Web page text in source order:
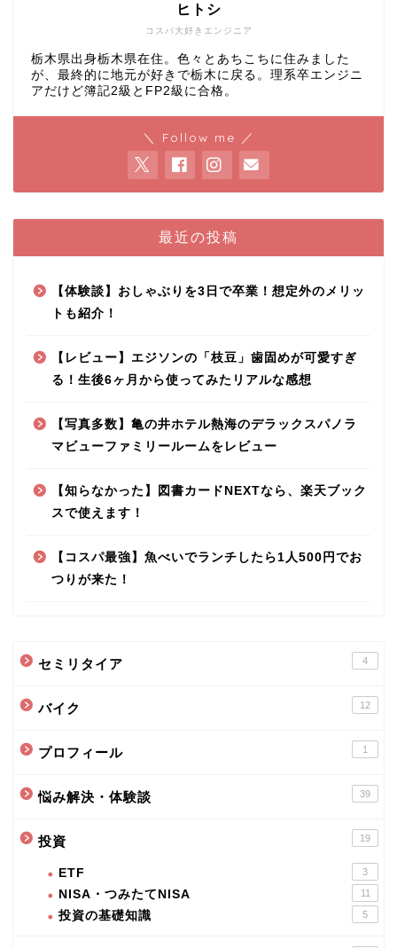
コスパ大好きエンジニア
ヒトシ
栃木県出身栃木県在住。色々とあちこちに住みました
が、最終的に地元が好きで栃木に戻る。理系卒エンジニ
アだけど簿記2級とFP2級に合格。
＼ Follow me ／
最近の投稿
【体験談】おしゃぶりを3日で卒業！想定外のメリッ
トも紹介！
【レビュー】エジソンの「枝豆」歯固めが可愛すぎ
る！生後6ヶ月から使ってみたリアルな感想
【写真多数】亀の井ホテル熱海のデラックスパノラ
マビューファミリールームをレビュー
【知らなかった】図書カードNEXTなら、楽天ブック
スで使えます！
【コスパ最強】魚べいでランチしたら1人500円でお
つりが来た！
セミリタイア 4
バイク 12
プロフィール 1
悩み解決・体験談 39
投資 19
ETF 3
NISA・つみたてNISA 11
投資の基礎知識 5